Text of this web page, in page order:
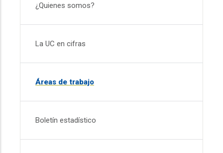
¿Quienes somos?
La UC en cifras
Áreas de trabajo
Boletín estadístico